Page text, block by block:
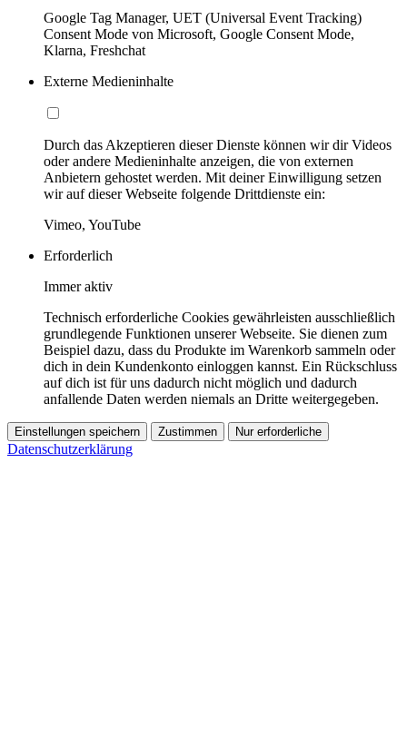
Google Tag Manager, UET (Universal Event Tracking)
Consent Mode von Microsoft, Google Consent Mode,
Klarna, Freshchat
Externe Medieninhalte
Durch das Akzeptieren dieser Dienste können wir dir Videos
oder andere Medieninhalte anzeigen, die von externen
Anbietern gehostet werden. Mit deiner Einwilligung setzen
wir auf dieser Webseite folgende Drittdienste ein:
Vimeo, YouTube
Erforderlich
Immer aktiv
Technisch erforderliche Cookies gewährleisten ausschließlich
grundlegende Funktionen unserer Webseite. Sie dienen zum
Beispiel dazu, dass du Produkte im Warenkorb sammeln oder
dich in dein Kundenkonto einloggen kannst. Ein Rückschluss
auf dich ist für uns dadurch nicht möglich und dadurch
anfallende Daten werden niemals an Dritte weitergegeben.
Einstellungen speichern Zustimmen Nur erforderliche
Datenschutzerklärung